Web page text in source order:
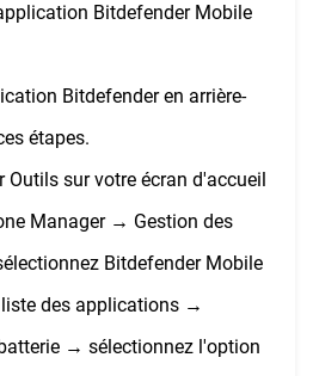
Bitdefender Mobile
Bitdefender en arrière-
étapes.
Outils sur votre écran d'accueil
Manager → Gestion des
Bitdefender Mobile
des applications →
→ sélectionnez l'option